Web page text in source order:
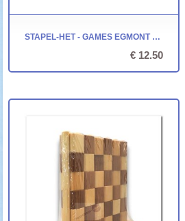
STAPEL-HET - GAMES EGMONT TOYS
€ 12.50